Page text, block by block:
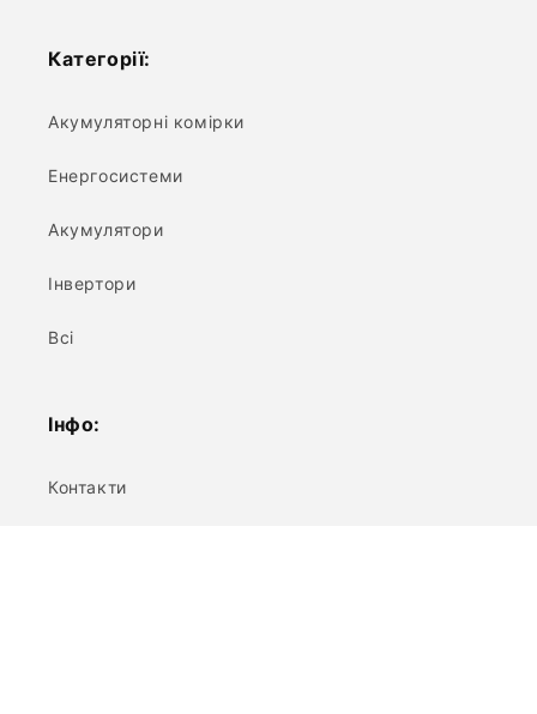
Категорії:
Акумуляторні комірки
Енергосистеми
Акумулятори
Інвертори
Всі
Інфо:
Контакти